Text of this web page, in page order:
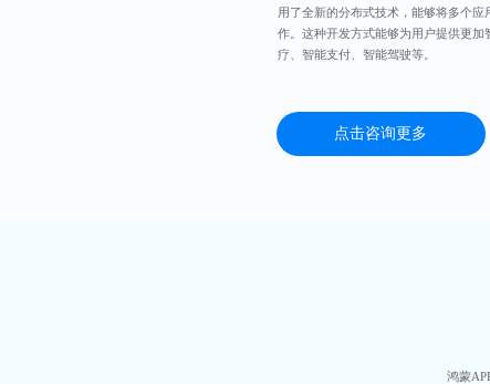
用了全新的分布式技术，能够将多个
作。这种开发方式能够为用户提供更
疗、智能支付、智能驾驶等。
点击咨询更多
鸿蒙